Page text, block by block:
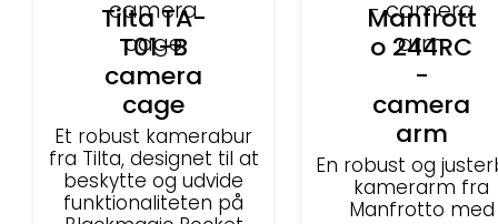
Tilta TA-
T01-B
camera
cage
Et robust kamerabur
fra Tilta, designet til at
beskytte og udvide
funktionaliteten på
Manfrott
o 244RC
-
camera
arm
En robust og
kamerarm fra
Manfrotto med